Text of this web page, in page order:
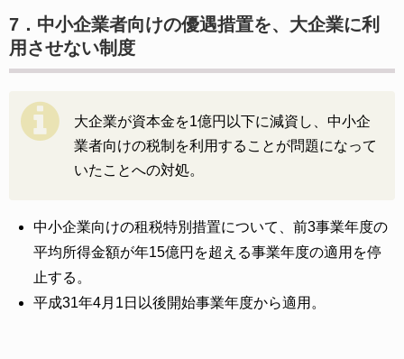
7．中小企業者向けの優遇措置を、大企業に利
用させない制度
大企業が資本金を1億円以下に減資し、中小企
業者向けの税制を利用することが問題になって
いたことへの対処。
中小企業向けの租税特別措置について、前3事業年度の
平均所得金額が年15億円を超える事業年度の適用を停
止する。
平成31年4月1日以後開始事業年度から適用。